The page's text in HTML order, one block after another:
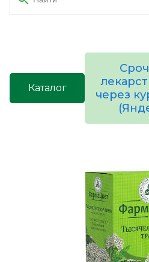
Каталог
через